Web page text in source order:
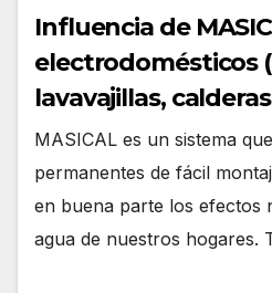
Influencia de
electrodomésticos
lavavajillas,
MASICAL es un sistema
permanentes de fácil
en buena parte los efectos
agua de nuestros hogares.